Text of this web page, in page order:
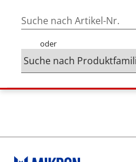
Suche nach Artikel-Nr.
oder